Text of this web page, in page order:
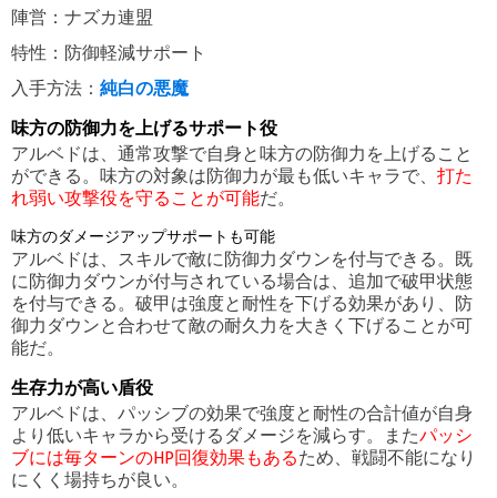
陣営：ナズカ連盟
特性：防御軽減サポート
入手方法： 純白の悪魔
味方の防御力を上げるサポート役
アルベドは、通常攻撃で自身と味方の防御力を上げること
ができる。味方の対象は防御力が最も低いキャラで、 打た
れ弱い攻撃役を守ることが可能だ。
味方のダメージアップサポートも可能
アルベドは、スキルで敵に防御力ダウンを付与できる。既
に防御力ダウンが付与されている場合は、追加で破甲状態
を付与できる。破甲は強度と耐性を下げる効果があり、防
御力ダウンと合わせて敵の耐久力を大きく下げることが可
能だ。
生存力が高い盾役
アルベドは、パッシブの効果で強度と耐性の合計値が自身
より低いキャラから受けるダメージを減らす。またパッシ
ブには毎ターンのHP回復効果もあるため、戦闘不能になり
にくく場持ちが良い。